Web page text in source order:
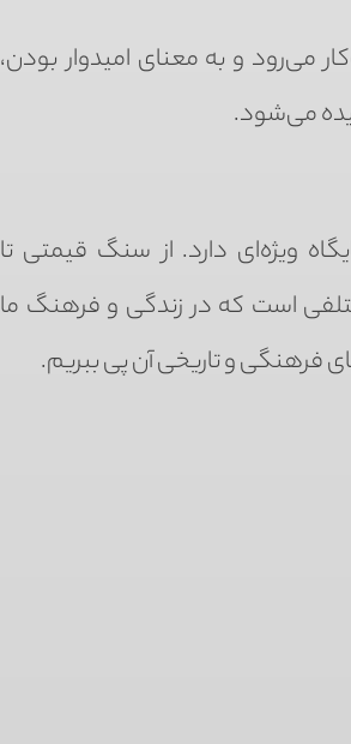
می‌رود و به معنای امیدوار بودن،
می‌شود.
ویژه‌ای دارد. از سنگ قیمتی تا
است که در زندگی و فرهنگ ما
فرهنگی و تاریخی آن پی ببریم.